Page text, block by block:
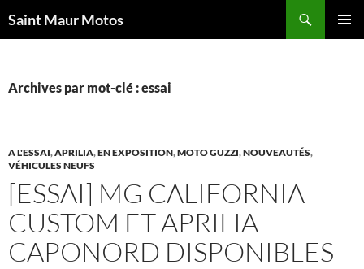
auSaint Maur Motos
Archives par mot-clé : essai
A L'ESSAI,APRILIA,EN EXPOSITION,MOTO GUZZI,NOUVEAUTÉS,
VÉHICULES NEUFS
[ESSAI] MG CALIFORNIA
CUSTOM ET APRILIA
CAPONORD DISPONIBLES